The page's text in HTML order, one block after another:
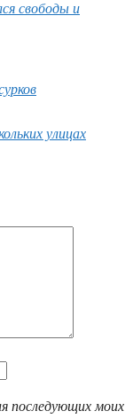
свободы и
улицах
последующих моих